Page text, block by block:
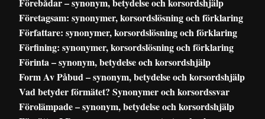
Företagsam: synonymer, korsordslösning och förklaring
Författare: synonymer, korsordslösning och förklaring
Förfining: synonymer, korsordslösning och förklaring
Förinta – synonym, betydelse och korsordshjälp
Form Av Påbud – synonym, betydelse och korsordshjälp
Vad betyder förmätet? Synonymer och korsordssvar
Förolämpade – synonym, betydelse och korsordshjälp